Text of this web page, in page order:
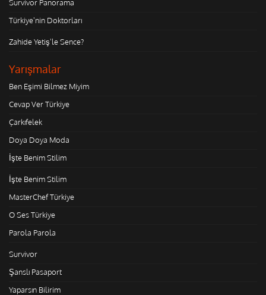
Survivor Panorama
Türkiye'nin Doktorları
Zahide Yetiş'le Sence?
Yarışmalar
Ben Eşimi Bilmez Miyim
Cevap Ver Türkiye
Çarkıfelek
Doya Doya Moda
İşte Benim Stilim
İşte Benim Stilim
MasterChef Türkiye
O Ses Türkiye
Parola Parola
Survivor
Şanslı Pasaport
Yaparsın Bilirim